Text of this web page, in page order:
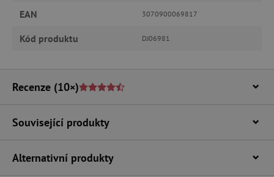
EAN 3070900069817
Kód produktu DJ06981
Recenze (10×)
Související produkty
Alternativní produkty
_lb_ccc